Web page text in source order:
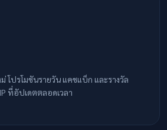
โปรโมชันรายวัน แคชแบ็ก และรางวัล
ที่อัปเดตตลอดเวลา